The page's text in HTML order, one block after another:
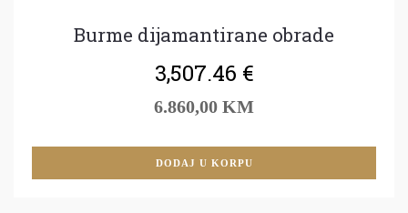
Burme dijamantirane obrade
3,507.46 €
6.860,00 KM
DODAJ U KORPU